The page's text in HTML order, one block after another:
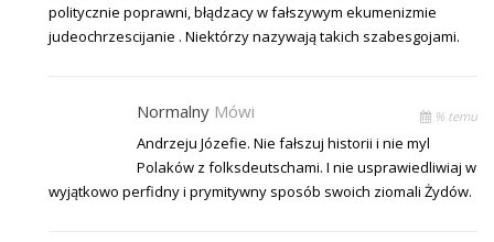
politycznie poprawni, błądzacy w fałszywym ekumenizmie
judeochrzescijanie . Niektórzy nazywają takich szabesgojami.
Normalny Mówi % temu
Andrzeju Józefie. Nie fałszuj historii i nie myl
Polaków z folksdeutschami. I nie usprawiedliwiaj w
wyjątkowo perfidny i prymitywny sposób swoich ziomali Żydów.